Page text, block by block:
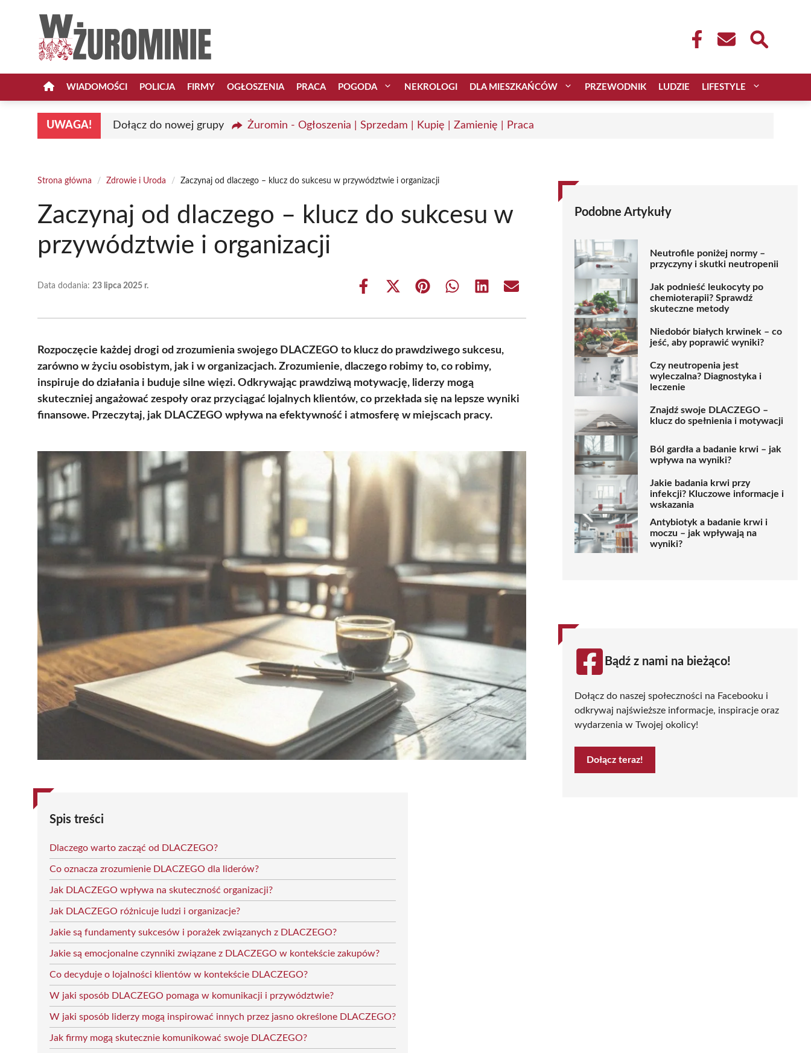
WIADOMOŚCI POLICJA FIRMY OGŁOSZENIA PRACA POGODA NEKROLOGI DLA MIESZKAŃCÓW PRZEWODNIK LUDZIE LIFESTYLE
UWAGA! Dołącz do nowej grupy Żuromin - Ogłoszenia | Sprzedam | Kupię | Zamienię | Praca
Strona główna / Zdrowie i Uroda / Zaczynaj od dlaczego – klucz do sukcesu w przywództwie i organizacji
Zaczynaj od dlaczego – klucz do sukcesu w
przywództwie i organizacji
Data dodania: 23 lipca 2025 r.
Share
Share
(Twitter)
Share Share Share Share
Rozpoczęcie każdej drogi od zrozumienia swojego DLACZEGO to klucz do prawdziwego sukcesu,
zarówno w życiu osobistym, jak i w organizacjach. Zrozumienie, dlaczego robimy to, co robimy,
inspiruje do działania i buduje silne więzi. Odkrywając prawdziwą motywację, liderzy mogą
skuteczniej angażować zespoły oraz przyciągać lojalnych klientów, co przekłada się na lepsze wyniki
finansowe. Przeczytaj, jak DLACZEGO wpływa na efektywność i atmosferę w miejscach pracy.
Spis treści
Dlaczego warto zacząć od DLACZEGO?
Co oznacza zrozumienie DLACZEGO dla liderów?
Jak DLACZEGO wpływa na skuteczność organizacji?
Jak DLACZEGO różnicuje ludzi i organizacje?
Jakie są fundamenty sukcesów i porażek związanych z DLACZEGO?
Jakie są emocjonalne czynniki związane z DLACZEGO w kontekście zakupów?
Co decyduje o lojalności klientów w kontekście DLACZEGO?
W jaki sposób DLACZEGO pomaga w komunikacji i przywództwie?
W jaki sposób liderzy mogą inspirować innych przez jasno określone DLACZEGO?
Jak firmy mogą skutecznie komunikować swoje DLACZEGO?
Podobne Artykuły
Neutrofile poniżej normy –
przyczyny i skutki neutropenii
Jak podnieść leukocyty po
chemioterapii? Sprawdź
skuteczne metody
Niedobór białych krwinek – co
jeść, aby poprawić wyniki?
Czy neutropenia jest
wyleczalna? Diagnostyka i
leczenie
Znajdź swoje DLACZEGO –
klucz do spełnienia i motywacji
Ból gardła a badanie krwi – jak
wpływa na wyniki?
Jakie badania krwi przy
infekcji? Kluczowe informacje i
wskazania
Antybiotyk a badanie krwi i
moczu – jak wpływają na
wyniki?
Bądź z nami na bieżąco!
Dołącz do naszej społeczności na Facebooku i
odkrywaj najświeższe informacje, inspiracje oraz
wydarzenia w Twojej okolicy!
Dołącz teraz!